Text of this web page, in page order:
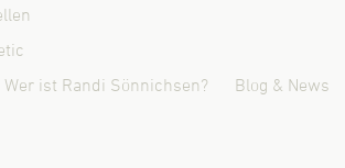
ist Randi Sönnichsen? Blog & News